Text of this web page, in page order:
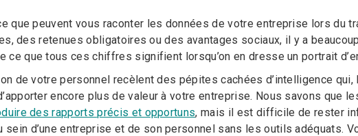
que peuvent vous raconter les données de votre entreprise lors du
des retenues obligatoires ou des avantages sociaux, il y a
ce que tous ces chiffres signifient lorsqu’on en dresse un portrait
de votre personnel recèlent des pépites cachées d’intelligence qui,
encore plus de valeur à votre entreprise. Nous savons que
des rapports précis et opportuns, mais il est difficile de rester
d’une entreprise et de son personnel sans les outils adéquats.